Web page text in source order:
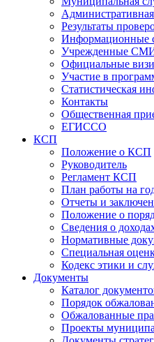
Результаты
Информационные
Учрежденные
Официальные
Участие в
Статистическая
Контакты
Общественная
ЕГИССО
КСП
Положение о КСП
Руководитель
Регламент КСП
План работы на
Отчеты и
Положение о
Сведения о
Нормативные
Специальная
Кодекс этики и
Документы
Каталог
Порядок
Обжалованные
Проекты